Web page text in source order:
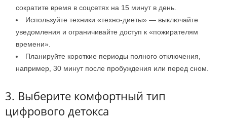
сократите время в соцсетях на 15 минут в день.
Используйте техники «техно-диеты» — выключайте
уведомления и ограничивайте доступ к «пожирателям
времени».
Планируйте короткие периоды полного отключения,
например, 30 минут после пробуждения или перед сном.
3. Выберите комфортный тип
цифрового детокса